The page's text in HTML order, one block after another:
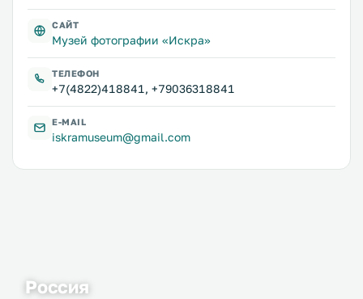
САЙТ
Музей фотографии «Искра»
ТЕЛЕФОН
+7(4822)418841, +79036318841
E-MAIL
iskramuseum@gmail.com
Россия